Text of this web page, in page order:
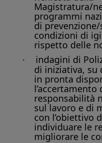
Magistratura/
programmi
di
condizioni di
rispetto delle
·
indagini di
di iniziativa, su
in pronta
l’accertamento
responsabilità
sul lavoro e di
con l’obiettivo
individuare le
migliorare le